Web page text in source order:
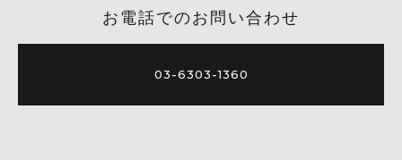
お電話でのお問い合わせ
03-6303-1360